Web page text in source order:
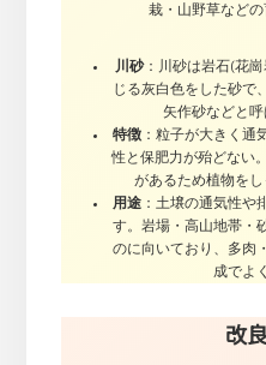
栽・山野草などの
川砂：川砂は岩石(花
じる灰白色をした砂で
矢作砂などと呼
特徴 ：粒子が大きく通
性と保肥力が殆どない
があるため植物をし
用途 ：土壌の通気性や
す。岩場・高山地帯・
のに向いており、多肉
成でよ
改